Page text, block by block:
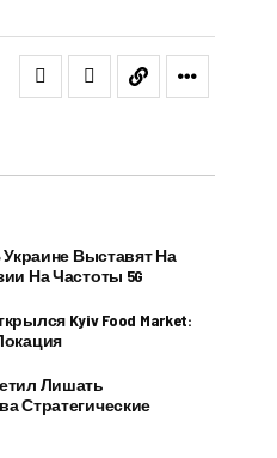
Украине Выставят На
На Частоты 5G
Kyiv Food Market:
Лишать
Стратегические